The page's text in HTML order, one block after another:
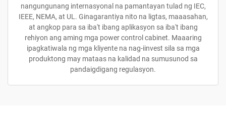
nangungunang internasyonal na pamantayan tulad ng IEC,
IEEE, NEMA, at UL. Ginagarantiya nito na ligtas, maaasahan,
at angkop para sa iba't ibang aplikasyon sa iba't ibang
rehiyon ang aming mga power control cabinet. Maaaring
ipagkatiwala ng mga kliyente na nag-iinvest sila sa mga
produktong may mataas na kalidad na sumusunod sa
pandaigdigang regulasyon.